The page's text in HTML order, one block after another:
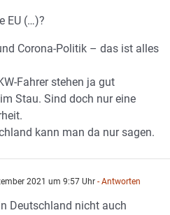
EU (…)?
Corona-Politik – das ist alles
Fahrer stehen ja gut
Stau. Sind doch nur eine
kann man da nur sagen.
2021 um 9:57 Uhr - Antworten
Deutschland nicht auch